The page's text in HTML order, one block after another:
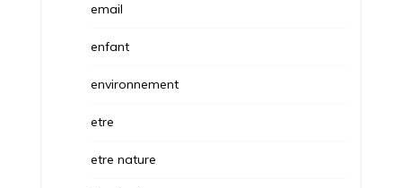
email
enfant
environnement
etre
etre nature